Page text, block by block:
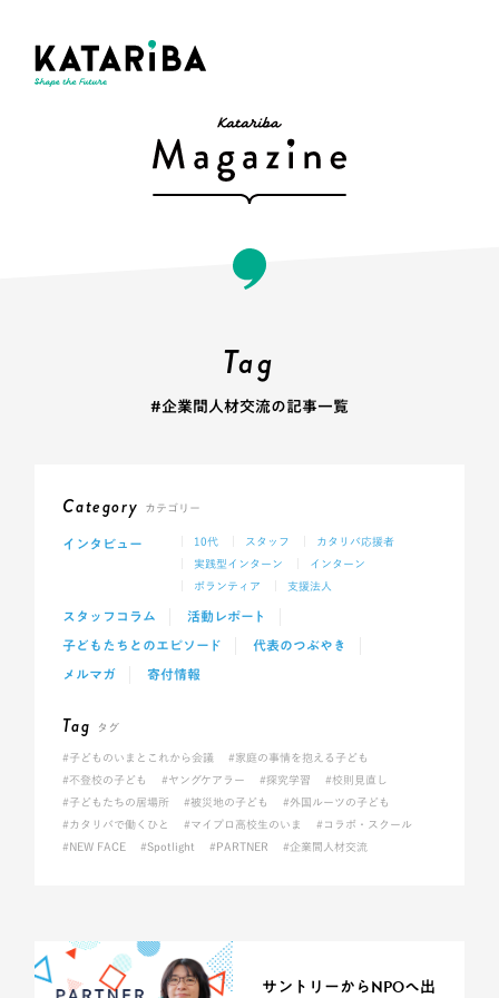
Tag
#企業間人材交流の記事一覧
Category カテゴリー
インタビュー 10代 スタッフ
カタリバ応援者
実践型インターン
インターン
ボランティア
支援法人
スタッフコラム
活動レポート
子どもたちとのエピソード
代表のつぶやき
メルマガ
寄付情報
Tag タグ
#子どものいまとこれから会議
#家庭の事情を抱える子ども
#不登校の子ども
#ヤングケアラー #探究学習
#校則見直し
#子どもたちの居場所
#被災地の子ども
#外国ルーツの子ども
#カタリバで働くひと
#マイプロ高校生のいま
#コラボ・スクール
#NEW FACE
#Spotlight #PARTNER #企業間人材交流
サントリーからNPOへ出